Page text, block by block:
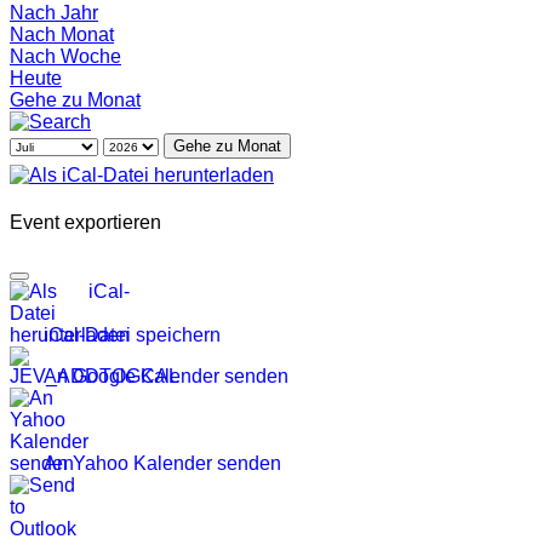
Nach Jahr
Nach Monat
Nach Woche
Heute
Gehe zu Monat
Gehe zu Monat
Event exportieren
iCal-Datei speichern
An Google Kalender senden
An Yahoo Kalender senden